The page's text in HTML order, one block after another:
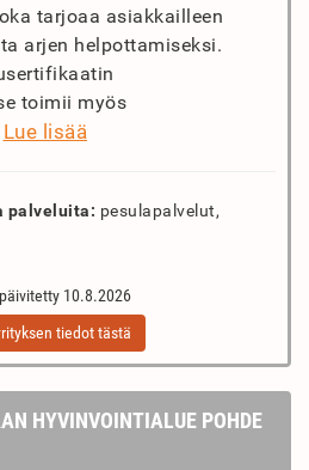
tarjoaa asiakkailleen
arjen helpottamiseksi.
toimii myös
Lue lisää
palveluita: pesulapalvelut,
10.8.2026
tiedot tästä
HYVINVOINTIALUE POHDE